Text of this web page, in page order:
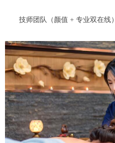
技师团队（颜值 + 专业双在线）